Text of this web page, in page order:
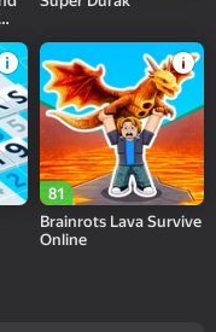
81
Brainrots Lava Survive
Online